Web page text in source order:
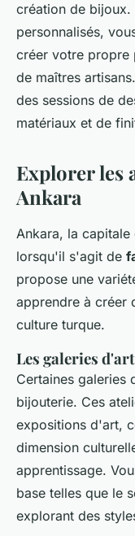
création de bijoux.
personnalisés,
créer votre propre
de maîtres
des sessions de
matériaux et de
Explorer les
Ankara
Ankara, la
lorsqu'il s'agit de
propose une
apprendre à créer
culture turque.
Les galeries
Certaines galeries
bijouterie. Ces
expositions d'art,
dimension
apprentissage.
base telles que le
explorant des